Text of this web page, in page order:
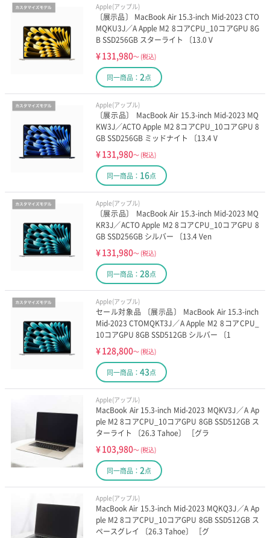
Apple(アップル)
〔展示品〕 MacBook Air 15.3-inch Mid-2023 CTO
MQKU3J／A Apple M2 8コアCPU_10コアGPU 8G
B SSD256GB スターライト 〔13.0 V
¥131,980～ (税込)
同一商品： 2点
Apple(アップル)
〔展示品〕 MacBook Air 15.3-inch Mid-2023 MQ
KW3J／ACTO Apple M2 8コアCPU_10コアGPU 8
GB SSD256GB ミッドナイト 〔13.4 V
¥131,980～ (税込)
同一商品： 16点
Apple(アップル)
〔展示品〕 MacBook Air 15.3-inch Mid-2023 MQ
KR3J／ACTO Apple M2 8コアCPU_10コアGPU 8
GB SSD256GB シルバー 〔13.4 Ven
¥131,980～ (税込)
同一商品： 28点
Apple(アップル)
セール対象品 〔展示品〕 MacBook Air 15.3-inch
Mid-2023 CTOMQKT3J／A Apple M2 8コアCPU_
10コアGPU 8GB SSD512GB シルバー 〔1
¥128,800～ (税込)
同一商品： 43点
Apple(アップル)
MacBook Air 15.3-inch Mid-2023 MQKV3J／A Ap
ple M2 8コアCPU_10コアGPU 8GB SSD512GB ス
ターライト 〔26.3 Tahoe〕 ［グラ
¥103,980～ (税込)
同一商品： 2点
Apple(アップル)
MacBook Air 15.3-inch Mid-2023 MQKQ3J／A Ap
ple M2 8コアCPU_10コアGPU 8GB SSD512GB ス
ペースグレイ 〔26.3 Tahoe〕 ［グ